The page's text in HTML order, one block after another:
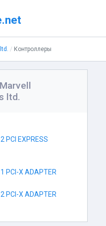
Контроллеры
ltd.
PCI EXPRESS
PCI-X ADAPTER
PCI-X ADAPTER